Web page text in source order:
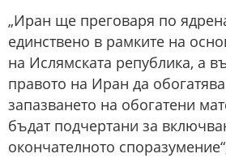
„Иран ще преговаря по
единствено в рамките на
на Ислямската република, а
правото на Иран да
запазването на обогатени
бъдат подчертани за
окончателното